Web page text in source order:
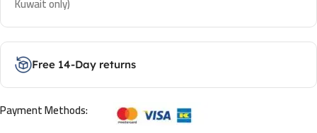
Free 14-Day returns
Payment Methods: